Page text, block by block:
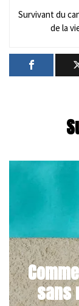
Survivant du
de la
sans